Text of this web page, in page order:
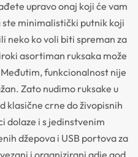
upravo onaj koji će vam
minimalistički putnik koji
neko ko voli biti spreman za
asortiman ruksaka može
funkcionalnost nije
Zato nudimo ruksake u
klasične crne do živopisnih
dolaze i s jedinstvenim
džepova i USB portova za